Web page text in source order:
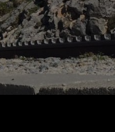
November
Dezember